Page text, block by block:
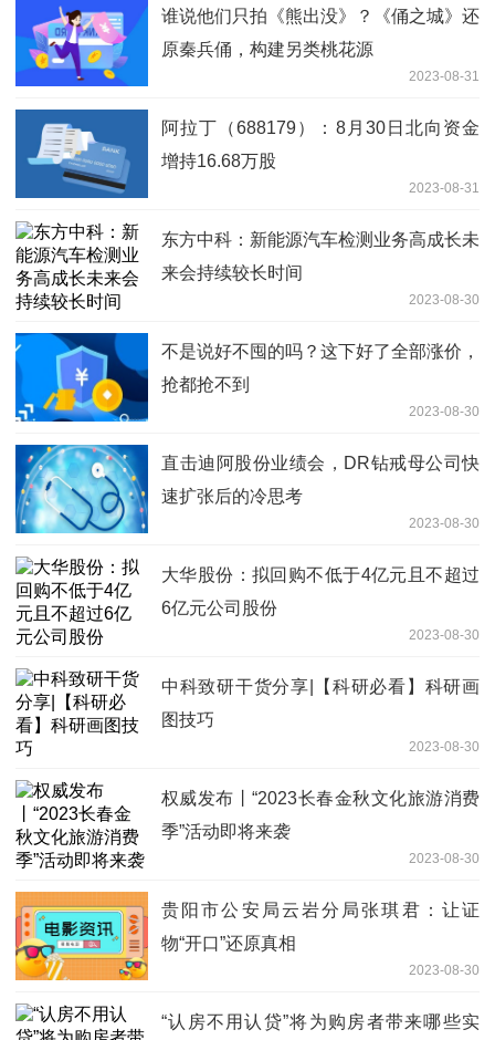
谁说他们只拍《熊出没》？《俑之城》还
原秦兵俑，构建另类桃花源
2023-08-31
阿拉丁（688179）：8月30日北向资金
增持16.68万股
2023-08-31
东方中科：新能源汽车检测业务高成长未
来会持续较长时间
2023-08-30
不是说好不囤的吗？这下好了全部涨价，
抢都抢不到
2023-08-30
直击迪阿股份业绩会，DR钻戒母公司快
速扩张后的冷思考
2023-08-30
大华股份：拟回购不低于4亿元且不超过
6亿元公司股份
2023-08-30
中科致研干货分享|【科研必看】科研画
图技巧
2023-08-30
权威发布丨“2023长春金秋文化旅游消费
季”活动即将来袭
2023-08-30
贵阳市公安局云岩分局张琪君：让证
物“开口”还原真相
2023-08-30
“认房不用认贷”将为购房者带来哪些实